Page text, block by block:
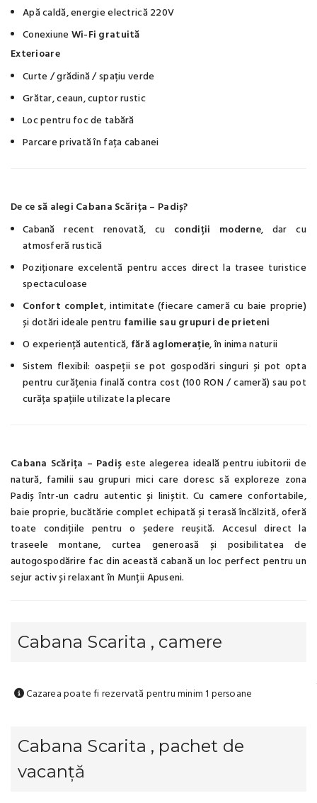
Apă caldă, energie electrică 220V
Conexiune Wi-Fi gratuită
Exterioare
Curte / grădină / spațiu verde
Grătar, ceaun, cuptor rustic
Loc pentru foc de tabără
Parcare privată în fața cabanei
De ce să alegi Cabana Scărița – Padiș?
Cabană recent renovată, cu condiții moderne, dar cu
atmosferă rustică
Poziționare excelentă pentru acces direct la trasee turistice
spectaculoase
Confort complet, intimitate (fiecare cameră cu baie proprie)
și dotări ideale pentru familie sau grupuri de prieteni
O experiență autentică, fără aglomerație, în inima naturii
Sistem flexibil: oaspeții se pot gospodări singuri și pot opta
pentru curățenia finală contra cost (100 RON / cameră) sau pot
curăța spațiile utilizate la plecare
Cabana Scărița – Padiș este alegerea ideală pentru iubitorii de
natură, familii sau grupuri mici care doresc să exploreze zona
Padiș într-un cadru autentic și liniștit. Cu camere confortabile,
baie proprie, bucătărie complet echipată și terasă încălzită, oferă
toate condițiile pentru o ședere reușită. Accesul direct la
traseele montane, curtea generoasă și posibilitatea de
autogospodărire fac din această cabană un loc perfect pentru un
sejur activ și relaxant în Munții Apuseni.
Cabana Scarita , camere
Cazarea poate fi rezervată pentru minim 1 persoane
Cabana Scarita , pachet de
vacanță